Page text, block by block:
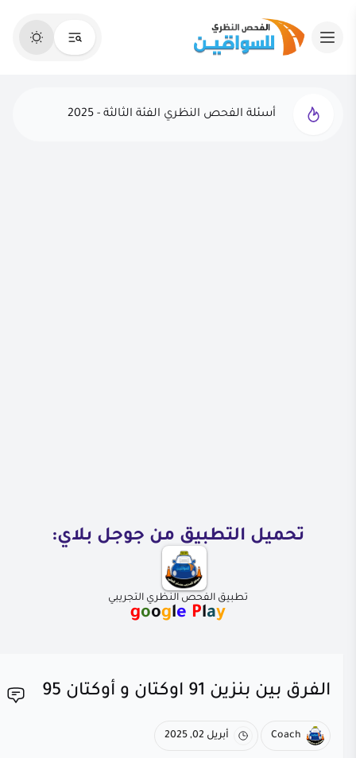
أسئلة الفحص النظري الفئة الثالثة - 2025
تحميل التطبيق من جوجل بلاي:
تطبيق الفحص النظري التجريبي
google Play
الفرق بين بنزين 91 اوكتان و أوكتان 95
Coach أبريل 02, 2025